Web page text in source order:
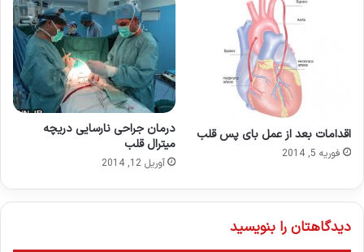
اقدامات بعد از عمل بای پس قلب
فوریه 5, 2014
درمان جراحی نارسایی دریچه
میترال قلب
آوریل 12, 2014
دیدگاهتان را بنویسید